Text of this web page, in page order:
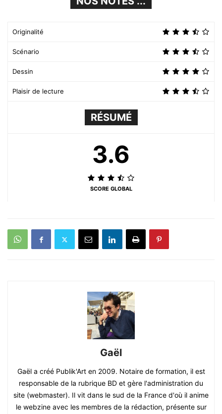
Originalité
Scénario
Dessin
Plaisir de lecture
RÉSUMÉ
3.6
SCORE GLOBAL
Gaël
Gaël a créé Publik'Art en 2009. Notaire de formation, il est
responsable de la rubrique BD et gère l'administration du
site (webmaster). Il vit dans le sud de la France d'où il anime
le webzine avec les membres de la rédaction, présente sur